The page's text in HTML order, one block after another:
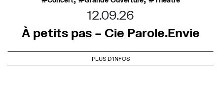
12.09.26
À petits pas – Cie Parole.Envie
PLUS D'INFOS